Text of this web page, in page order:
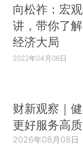
向松祚：宏
讲，带你了
经济大局
2022年04月06日
财新观察｜
更好服务高
2026年08月08日